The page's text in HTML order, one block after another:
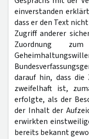
einverstanden
dass er den Text
Zugriff anderer
Zuordnung
darauf hin, dass
zweifelhaft ist,
erfolgte, als der
der Inhalt der
erwirkten
bereits bekannt